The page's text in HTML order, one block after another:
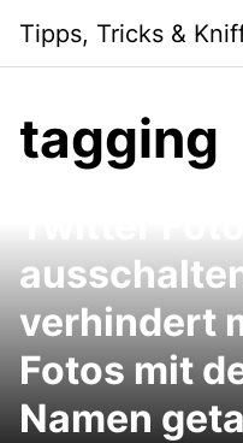
content
Tipps, Tricks &
tagging
verhindert
Fotos mit
Namen